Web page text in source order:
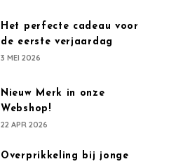
Het perfecte cadeau voor
de eerste verjaardag
3 MEI 2026
Nieuw Merk in onze
Webshop!
22 APR 2026
Overprikkeling bij jonge